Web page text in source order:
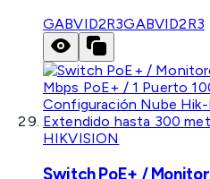
GABVID2R3GABVID2R3
HIKVISION
Switch PoE+ /